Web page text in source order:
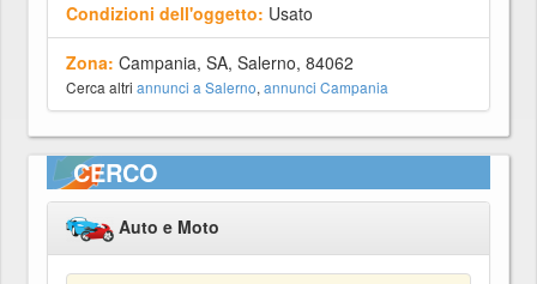
Condizioni dell'oggetto: Usato
Zona: Campania, SA, Salerno, 84062
Cerca altri annunci a Salerno, annunci Campania
CERCO
Auto e Moto